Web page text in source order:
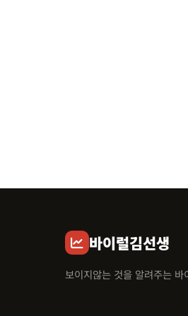
바이럴김선생
보이지않는 것을 알려주는 바